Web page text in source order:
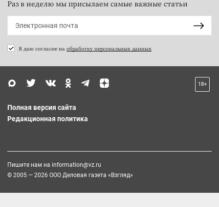
Раз в неделю мы присылаем самые важные статьи
Я даю согласие на обработку персональных данных
18+
Полная версия сайта
Редакционная политика
Пишите нам на information@vz.ru
© 2005 — 2026 ООО Деловая газета «Взгляд»